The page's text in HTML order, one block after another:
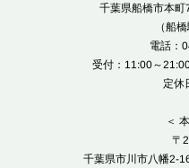
千葉県船橋市本
（船
電話：
受付：11:00～
定休
＜
〒
千葉県市川市八幡2-